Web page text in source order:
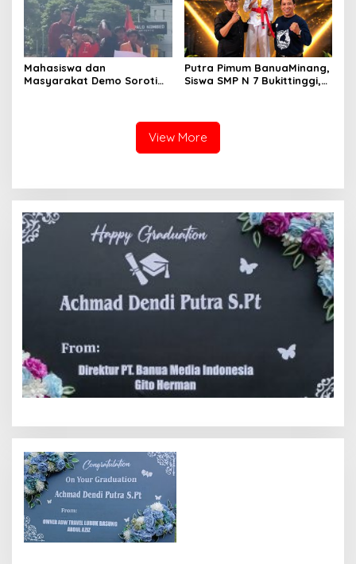
Mahasiswa dan
Masyarakat Demo Soroti
Kecewa Wali Kota dan
Putra Pimum BanuaMinang,
Siswa SMP N 7 Bukittinggi,
Berat 40 Kg dalam
Kejuaraan Karate Jam
Gadang Inkanas Bukittinggi
View More